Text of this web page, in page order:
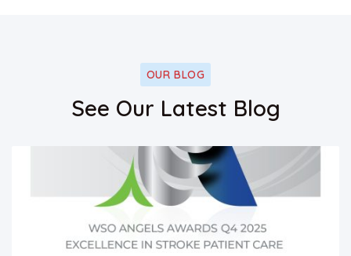
OUR BLOG
See Our Latest Blog